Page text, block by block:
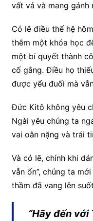
vất vả và mang gánh
Có lẽ điều thế hệ
thêm một khóa học
một bí quyết thành
cố gắng. Điều họ
được yếu đuối mà
Đức Kitô không yêu
Ngài yêu chúng ta
vai oằn nặng và trái
Và có lẽ, chính khi
vẫn ổn”, chúng ta
thầm đã vang lên
“Hãy đến